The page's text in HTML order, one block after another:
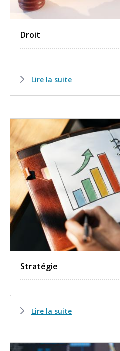
Droit
Lire la suite
Stratégie
Lire la suite